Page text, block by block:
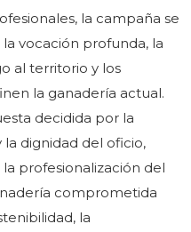
la campaña se
vocación profunda, la
al territorio y los
la ganadería actual.
decidida por la
dignidad del oficio,
profesionalización del
comprometida
la